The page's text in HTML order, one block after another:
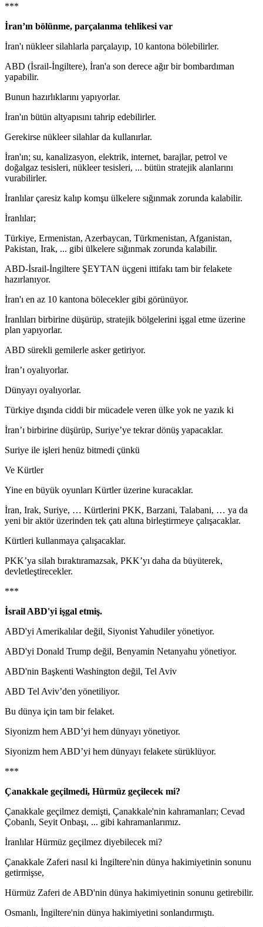
***
İran’ın bölünme, parçalanma tehlikesi var
İran'ı nükleer silahlarla parçalayıp, 10 kantona bölebilirler.
ABD (İsrail-İngiltere), İran'a son derece ağır bir bombardıman
yapabilir.
Bunun hazırlıklarını yapıyorlar.
İran'ın bütün altyapısını tahrip edebilirler.
Gerekirse nükleer silahlar da kullanırlar.
İran'ın; su, kanalizasyon, elektrik, internet, barajlar, petrol ve
doğalgaz tesisleri, nükleer tesisleri, ... bütün stratejik alanlarını
vurabilirler.
İranlılar çaresiz kalıp komşu ülkelere sığınmak zorunda kalabilir.
İranlılar;
Türkiye, Ermenistan, Azerbaycan, Türkmenistan, Afganistan,
Pakistan, Irak, ... gibi ülkelere sığınmak zorunda kalabilir.
ABD-İsrail-İngiltere ŞEYTAN üçgeni ittifakı tam bir felakete
hazırlanıyor.
İran'ı en az 10 kantona bölecekler gibi görünüyor.
İranlıları birbirine düşürüp, stratejik bölgelerini işgal etme üzerine
plan yapıyorlar.
ABD sürekli gemilerle asker getiriyor.
İran’ı oyalıyorlar.
Dünyayı oyalıyorlar.
Türkiye dışında ciddi bir mücadele veren ülke yok ne yazık ki
İran’ı birbirine düşürüp, Suriye’ye tekrar dönüş yapacaklar.
Suriye ile işleri henüz bitmedi çünkü
Ve Kürtler
Yine en büyük oyunları Kürtler üzerine kuracaklar.
İran, Irak, Suriye, … Kürtlerini PKK, Barzani, Talabani, … ya da
yeni bir aktör üzerinden tek çatı altına birleştirmeye çalışacaklar.
Kürtleri kullanmaya çalışacaklar.
PKK’ya silah bıraktıramazsak, PKK’yı daha da büyüterek,
devletleştirecekler.
***
İsrail ABD'yi işgal etmiş.
ABD'yi Amerikalılar değil, Siyonist Yahudiler yönetiyor.
ABD'yi Donald Trump değil, Benyamin Netanyahu yönetiyor.
ABD'nin Başkenti Washington değil, Tel Aviv
ABD Tel Aviv’den yönetiliyor.
Bu dünya için tam bir felaket.
Siyonizm hem ABD’yi hem dünyayı yönetiyor.
Siyonizm hem ABD’yi hem dünyayı felakete sürüklüyor.
***
Çanakkale geçilmedi, Hürmüz geçilecek mi?
Çanakkale geçilmez demişti, Çanakkale'nin kahramanları; Cevad
Çobanlı, Seyit Onbaşı, ... gibi kahramanlarımız.
İranlılar Hürmüz geçilmez diyebilecek mi?
Çanakkale Zaferi nasıl ki İngiltere'nin dünya hakimiyetinin sonunu
getirmişse,
Hürmüz Zaferi de ABD'nin dünya hakimiyetinin sonunu getirebilir.
Osmanlı, İngiltere'nin dünya hakimiyetini sonlandırmıştı.